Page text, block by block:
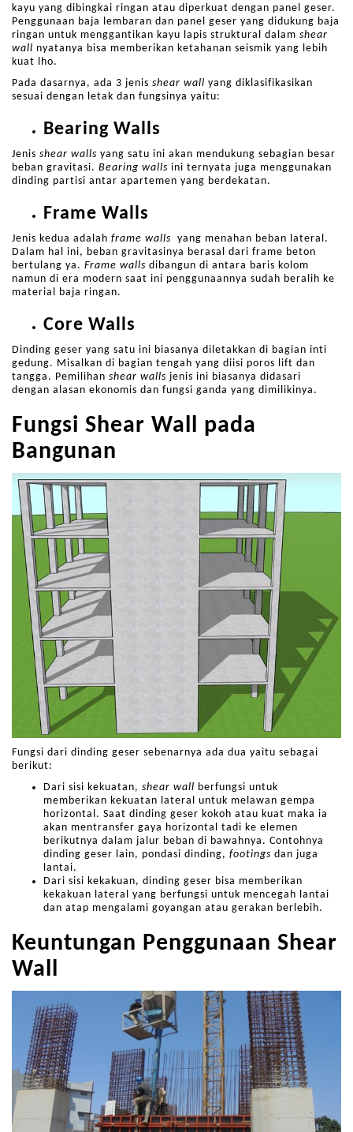
kayu yang dibingkai ringan atau diperkuat dengan panel geser.
Penggunaan baja lembaran dan panel geser yang didukung baja
ringan untuk menggantikan kayu lapis struktural dalam shear
wall nyatanya bisa memberikan ketahanan seismik yang lebih
kuat lho.
Pada dasarnya, ada 3 jenis shear wall yang diklasifikasikan
sesuai dengan letak dan fungsinya yaitu:
Bearing Walls
Jenis shear walls yang satu ini akan mendukung sebagian besar
beban gravitasi. Bearing walls ini ternyata juga menggunakan
dinding partisi antar apartemen yang berdekatan.
Frame Walls
Jenis kedua adalah frame walls yang menahan beban lateral.
Dalam hal ini, beban gravitasinya berasal dari frame beton
bertulang ya. Frame walls dibangun di antara baris kolom
namun di era modern saat ini penggunaannya sudah beralih ke
material baja ringan.
Core Walls
Dinding geser yang satu ini biasanya diletakkan di bagian inti
gedung. Misalkan di bagian tengah yang diisi poros lift dan
tangga. Pemilihan shear walls jenis ini biasanya didasari
dengan alasan ekonomis dan fungsi ganda yang dimilikinya.
Fungsi Shear Wall pada
Bangunan
Fungsi dari dinding geser sebenarnya ada dua yaitu sebagai
berikut:
Dari sisi kekuatan, shear wall berfungsi untuk
memberikan kekuatan lateral untuk melawan gempa
horizontal. Saat dinding geser kokoh atau kuat maka ia
akan mentransfer gaya horizontal tadi ke elemen
berikutnya dalam jalur beban di bawahnya. Contohnya
dinding geser lain, pondasi dinding, footings dan juga
lantai.
Dari sisi kekakuan, dinding geser bisa memberikan
kekakuan lateral yang berfungsi untuk mencegah lantai
dan atap mengalami goyangan atau gerakan berlebih.
Keuntungan Penggunaan Shear
Wall